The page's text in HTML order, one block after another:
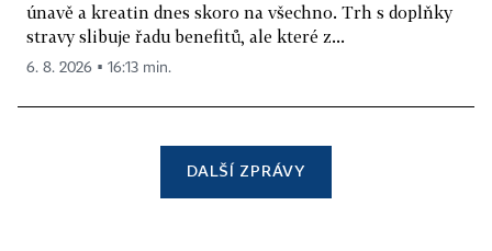
únavě a kreatin dnes skoro na všechno. Trh s doplňky
stravy slibuje řadu benefitů, ale které z...
6. 8. 2026 ▪ 16:13 min.
DALŠÍ ZPRÁVY